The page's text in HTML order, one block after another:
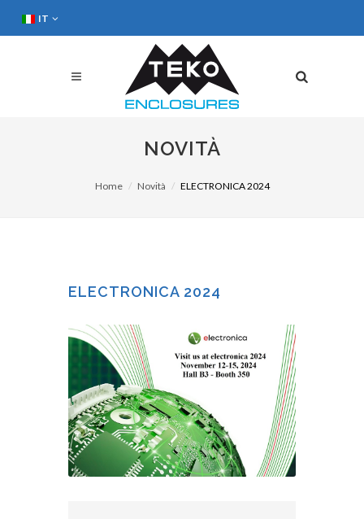
IT
NOVITÀ
Home Novità ELECTRONICA 2024
ELECTRONICA 2024